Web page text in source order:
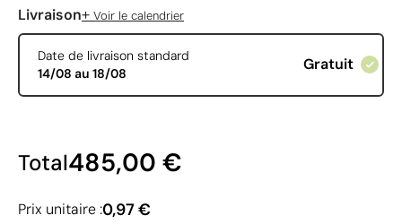
Livraison+ Voir le calendrier
Date de livraison standard
14/08 au 18/08
Gratuit
Total485,00 €
Prix unitaire :0,97 €